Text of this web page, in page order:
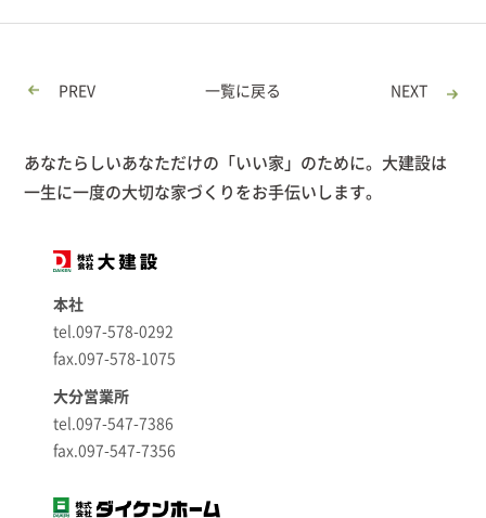
PREV 一覧に戻る NEXT
あなたらしいあなただけの「いい家」のために。大建設は
一生に一度の大切な家づくりをお手伝いします。
本社
tel.097-578-0292
fax.097-578-1075
大分営業所
tel.097-547-7386
fax.097-547-7356